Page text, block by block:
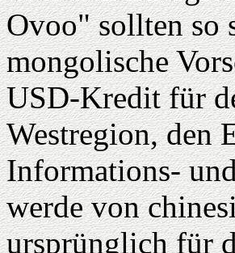
Ovoo" sollten so
mongolische
USD-Kredit für
Westregion, den
Informations-
werde von
ursprünglich für